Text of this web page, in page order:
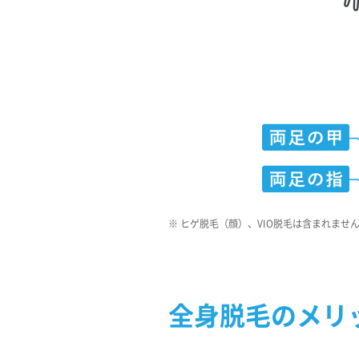
※ ヒゲ脱毛（顔）、VIO脱毛は含まれません
全身脱毛のメリ